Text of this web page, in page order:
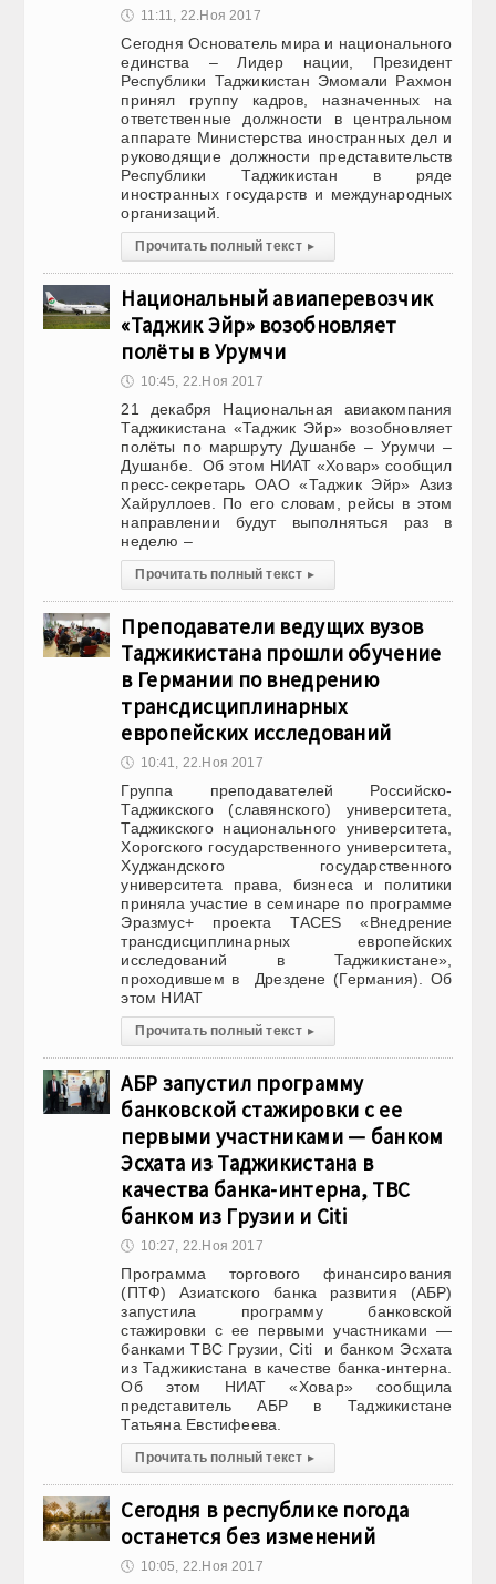
🕔 11:11, 22.Ноя 2017
Сегодня Основатель мира и национального
единства – Лидер нации, Президент
Республики Таджикистан Эмомали Рахмон
принял группу кадров, назначенных на
ответственные должности в центральном
аппарате Министерства иностранных дел и
руководящие должности представительств
Республики Таджикистан в ряде
иностранных государств и международных
организаций.
Прочитать полный текст ▸
Национальный авиаперевозчик
«Таджик Эйр» возобновляет
полёты в Урумчи
🕔 10:45, 22.Ноя 2017
21 декабря Национальная авиакомпания
Таджикистана «Таджик Эйр» возобновляет
полёты по маршруту Душанбе – Урумчи –
Душанбе. Об этом НИАТ «Ховар» сообщил
пресс-секретарь ОАО «Таджик Эйр» Азиз
Хайруллоев. По его словам, рейсы в этом
направлении будут выполняться раз в
неделю –
Прочитать полный текст ▸
Преподаватели ведущих вузов
Таджикистана прошли обучение
в Германии по внедрению
трансдисциплинарных
европейских исследований
🕔 10:41, 22.Ноя 2017
Группа преподавателей Российско-
Таджикского (славянского) университета,
Таджикского национального университета,
Хорогского государственного университета,
Худжандского государственного
университета права, бизнеса и политики
приняла участие в семинаре по программе
Эразмус+ проекта TACES «Внедрение
трансдисциплинарных европейских
исследований в Таджикистане»,
проходившем в Дрездене (Германия). Об
этом НИАТ
Прочитать полный текст ▸
АБР запустил программу
банковской стажировки с ее
первыми участниками — банком
Эсхата из Таджикистана в
качества банка-интерна, TBC
банком из Грузии и Citi
🕔 10:27, 22.Ноя 2017
Программа торгового финансирования
(ПТФ) Азиатского банка развития (АБР)
запустила программу банковской
стажировки с ее первыми участниками —
банками TBC Грузии, Citi и банком Эсхата
из Таджикистана в качестве банка-интерна.
Об этом НИАТ «Ховар» сообщила
представитель АБР в Таджикистане
Татьяна Евстифеева.
Прочитать полный текст ▸
Сегодня в республике погода
останется без изменений
🕔 10:05, 22.Ноя 2017